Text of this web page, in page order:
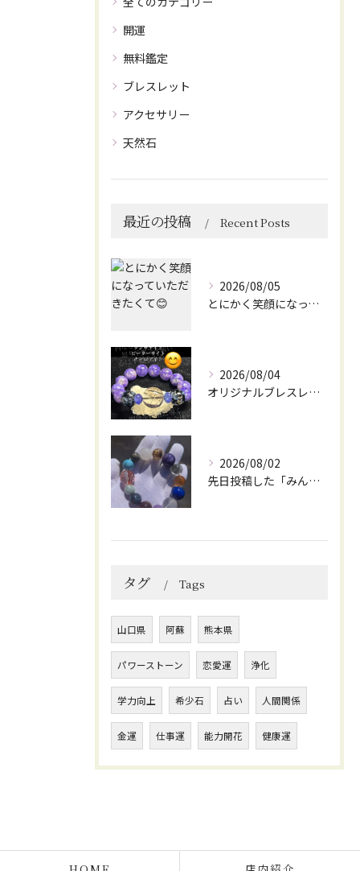
開運
無料鑑定
ブレスレット
アクセサリー
天然石
最近の投稿 Recent Posts
2026/08/05
とにかく笑顔になっていただきたくて😊
2026/08/04
オリジナルブレスレット作成してみました😊
2026/08/02
先日投稿した「みんなを笑顔にしてくれるブレスレット」に
タグ Tags
山口県 阿蘇 熊本県
パワーストーン 恋愛運 浄化
学力向上 希少石 占い 人間関係
金運 仕事運 能力開花 健康運